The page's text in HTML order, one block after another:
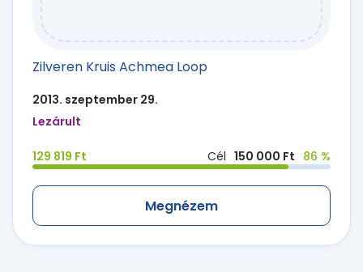
Zilveren Kruis Achmea Loop
2013. szeptember 29.
Lezárult
129 819 Ft Cél 150 000 Ft 86 %
Megnézem